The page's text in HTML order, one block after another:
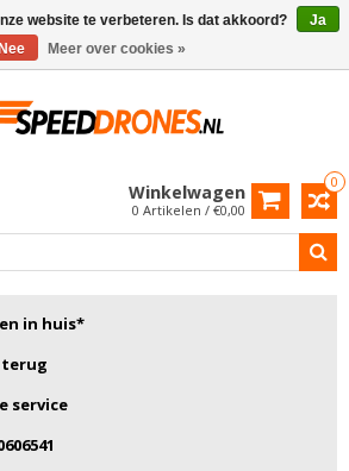
0
Winkelwagen
0 Artikelen / €0,00
in huis*
terug
service
website te verbeteren. Is dat akkoord?
Ja
Nee
Meer over cookies »